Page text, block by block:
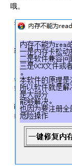
哦。